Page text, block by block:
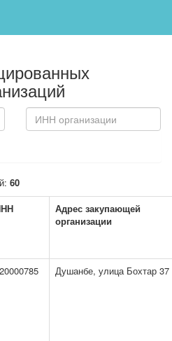
ИНН
организации
60
Адрес закупающей
организации
Душанбе, улица Бохтар 37